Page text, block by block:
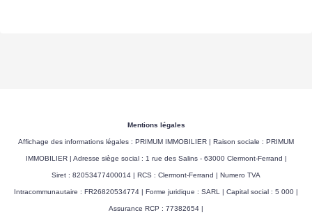
Mentions légales
Affichage des informations légales : PRIMUM IMMOBILIER | Raison sociale : PRIMUM
IMMOBILIER | Adresse siège social : 1 rue des Salins - 63000 Clermont-Ferrand |
Siret : 82053477400014 | RCS : Clermont-Ferrand | Numero TVA
Intracommunautaire : FR26820534774 | Forme juridique : SARL | Capital social : 5 000 |
Assurance RCP : 77382654 |